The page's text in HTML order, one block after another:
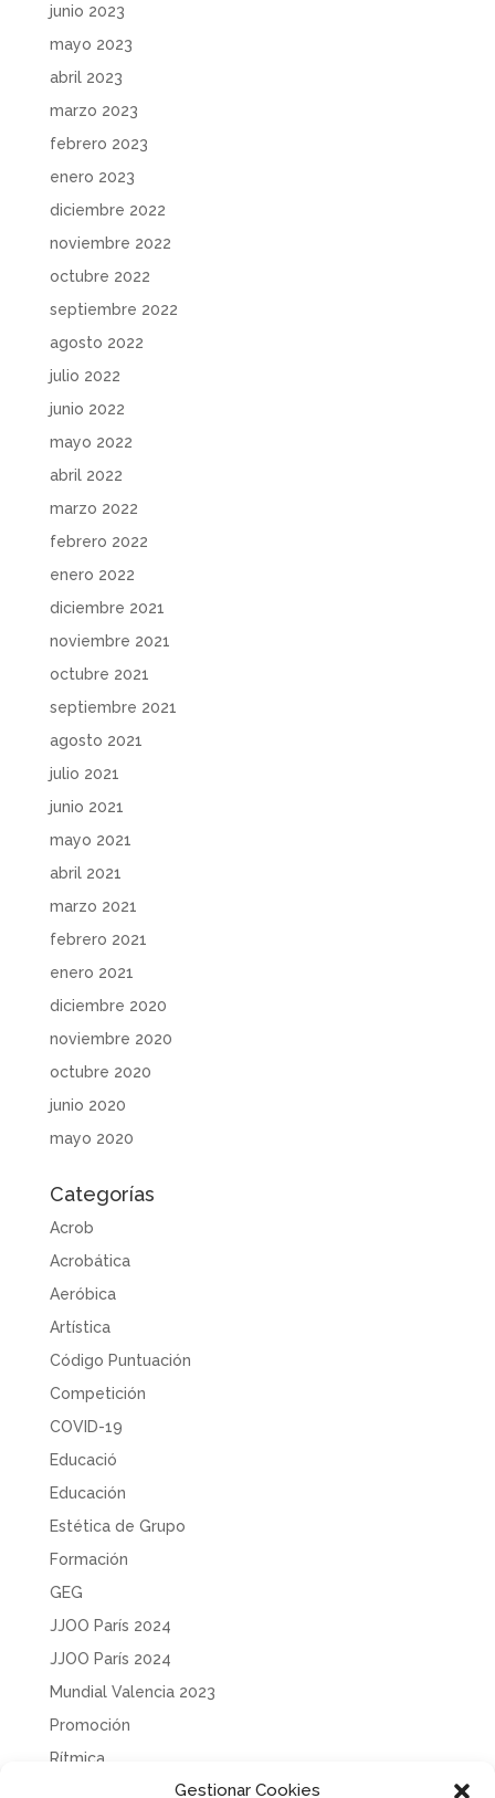
Gestionar Cookies
junio 2023
mayo 2023
abril 2023
marzo 2023
febrero 2023
enero 2023
diciembre 2022
noviembre 2022
octubre 2022
septiembre 2022
agosto 2022
julio 2022
junio 2022
mayo 2022
abril 2022
marzo 2022
febrero 2022
enero 2022
diciembre 2021
noviembre 2021
octubre 2021
septiembre 2021
agosto 2021
julio 2021
junio 2021
mayo 2021
abril 2021
marzo 2021
febrero 2021
enero 2021
diciembre 2020
noviembre 2020
octubre 2020
junio 2020
mayo 2020
Categorías
Acrob
Acrobática
Aeróbica
Artística
Código Puntuación
Competición
COVID-19
Educació
Educación
Estética de Grupo
Formación
GEG
JJOO París 2024
JJOO París 2024
Mundial Valencia 2023
Promoción
Rítmica